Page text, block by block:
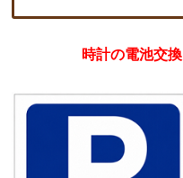
時計の電池交